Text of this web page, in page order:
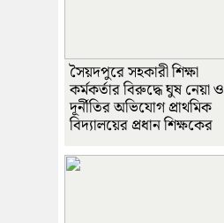
সৈয়দপুরে সহকারী শিক্ষা
কর্মকর্তার বিরুদ্ধে ঘুষ নেয়া ও
দূর্নীতির অভিযোগ প্রাথমিক
বিদ্যালয়ের প্রধান শিক্ষকের